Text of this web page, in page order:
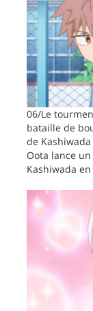
06/Le
bataille de
de Kashiwada
Oota lance
Kashiwada en